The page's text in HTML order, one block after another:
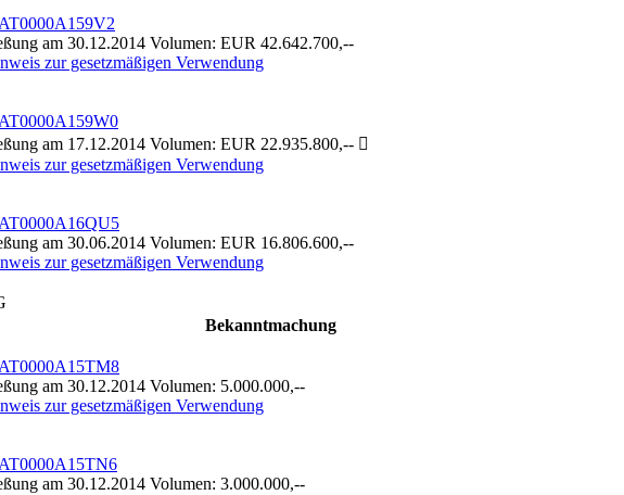
am 30.12.2014 Volumen: EUR 42.642.700,--
zur gesetzmäßigen Verwendung
am 17.12.2014 Volumen: EUR 22.935.800,-- 
zur gesetzmäßigen Verwendung
am 30.06.2014 Volumen: EUR 16.806.600,--
zur gesetzmäßigen Verwendung
Bekanntmachung
am 30.12.2014 Volumen: 5.000.000,--
zur gesetzmäßigen Verwendung
am 30.12.2014 Volumen: 3.000.000,--